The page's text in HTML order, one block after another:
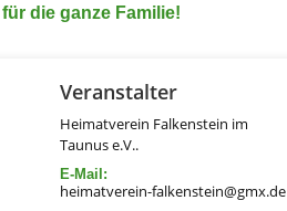
die ganze Familie!
Veranstalter
Heimatverein Falkenstein im
Taunus e.V..
E-Mail:
heimatverein-falkenstein@gmx.de